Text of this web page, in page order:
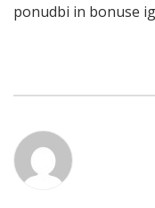
ponudbi in bonuse